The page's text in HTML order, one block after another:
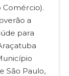
Comércio).
a
para
São Paulo,